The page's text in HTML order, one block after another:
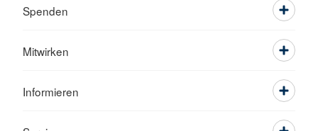
Spenden
Mitwirken
Informieren